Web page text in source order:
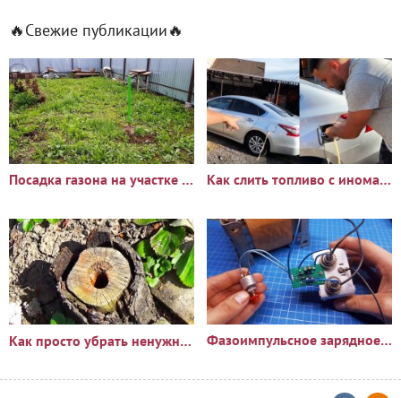
🔥Свежие публикации🔥
Посадка газона на участке с сорняками: опыт и результаты Как слить топливо с иномарки через горловину бака
Как просто убрать ненужный пень?🪵 Фазоимпульсное зарядное устройство своими руками